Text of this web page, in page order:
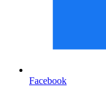
Facebook